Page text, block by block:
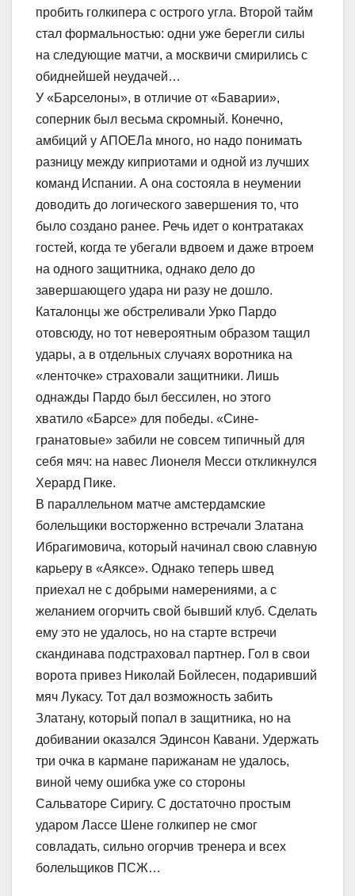
пробить голкипера с острого угла. Второй тайм
стал формальностью: одни уже берегли силы
на следующие матчи, а москвичи смирились с
обиднейшей неудачей…
У «Барселоны», в отличие от «Баварии»,
соперник был весьма скромный. Конечно,
амбиций у АПОЕЛа много, но надо понимать
разницу между киприотами и одной из лучших
команд Испании. А она состояла в неумении
доводить до логического завершения то, что
было создано ранее. Речь идет о контратаках
гостей, когда те убегали вдвоем и даже втроем
на одного защитника, однако дело до
завершающего удара ни разу не дошло.
Каталонцы же обстреливали Урко Пардо
отовсюду, но тот невероятным образом тащил
удары, а в отдельных случаях воротника на
«ленточке» страховали защитники. Лишь
однажды Пардо был бессилен, но этого
хватило «Барсе» для победы. «Сине-
гранатовые» забили не совсем типичный для
себя мяч: на навес Лионеля Месси откликнулся
Херард Пике.
В параллельном матче амстердамские
болельщики восторженно встречали Златана
Ибрагимовича, который начинал свою славную
карьеру в «Аяксе». Однако теперь швед
приехал не с добрыми намерениями, а с
желанием огорчить свой бывший клуб. Сделать
ему это не удалось, но на старте встречи
скандинава подстраховал партнер. Гол в свои
ворота привез Николай Бойлесен, подаривший
мяч Лукасу. Тот дал возможность забить
Златану, который попал в защитника, но на
добивании оказался Эдинсон Кавани. Удержать
три очка в кармане парижанам не удалось,
виной чему ошибка уже со стороны
Сальваторе Сиригу. С достаточно простым
ударом Лассе Шене голкипер не смог
совладать, сильно огорчив тренера и всех
болельщиков ПСЖ…